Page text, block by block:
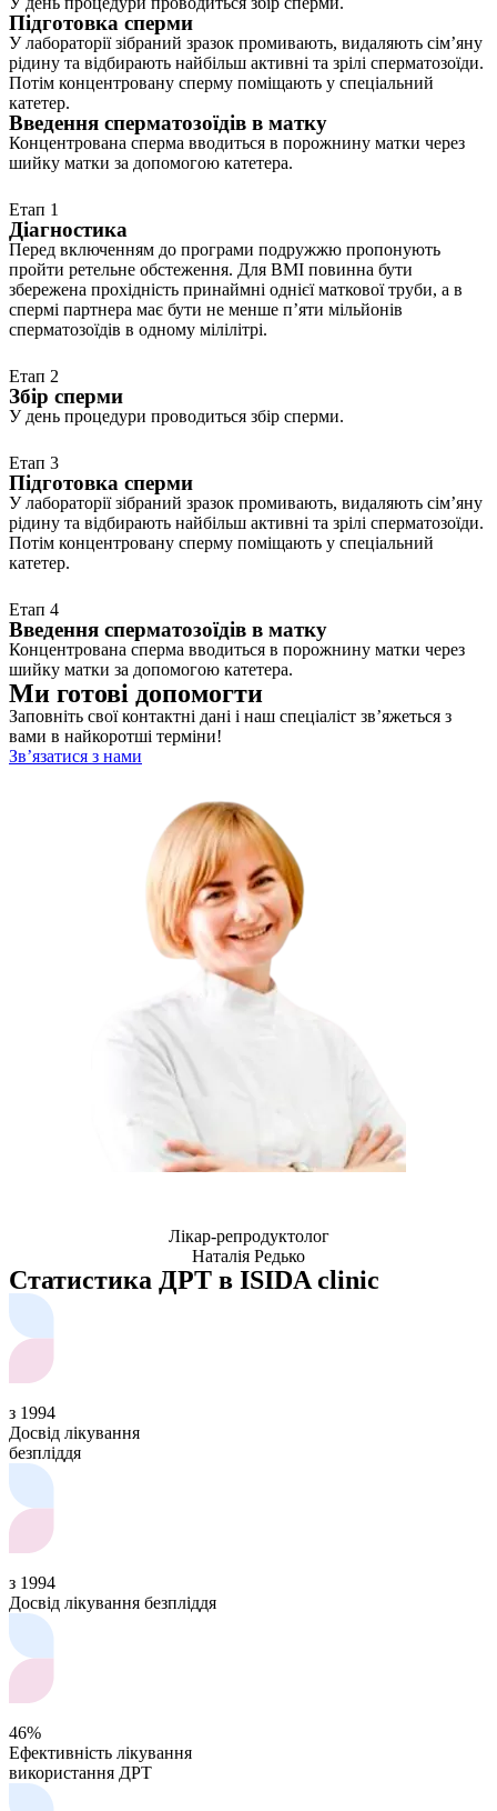
Підготовка сперми
У лабораторії зібраний зразок промивають, видаляють сімʼяну
рідину та відбирають найбільш активні та зрілі сперматозоїди.
Потім концентровану сперму поміщають у спеціальний
катетер.
Введення сперматозоїдів в матку
Концентрована сперма вводиться в порожнину матки через
шийку матки за допомогою катетера.
Етап 1
Діагностика
Перед включенням до програми подружжю пропонують
пройти ретельне обстеження. Для ВМІ повинна бути
збережена прохідність принаймні однієї маткової труби, а в
спермі партнера має бути не менше п’яти мільйонів
сперматозоїдів в одному мілілітрі.
Етап 2
Збір сперми
У день процедури проводиться збір сперми.
Етап 3
Підготовка сперми
У лабораторії зібраний зразок промивають, видаляють сімʼяну
рідину та відбирають найбільш активні та зрілі сперматозоїди.
Потім концентровану сперму поміщають у спеціальний
катетер.
Етап 4
Введення сперматозоїдів в матку
Концентрована сперма вводиться в порожнину матки через
шийку матки за допомогою катетера.
Ми готові допомогти
Заповніть свої контактні дані і наш спеціаліст зв’яжеться з
вами в найкоротші терміни!
Зв’язатися з нами
Лікар-репродуктолог
Наталія Редько
Статистика ДРТ в ISIDA clinic
з 1994
Досвід лікування
безпліддя
з 1994
Досвід лікування безпліддя
46%
Ефективність лікування
використання ДРТ